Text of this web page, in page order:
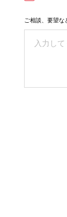
ご相談、要望